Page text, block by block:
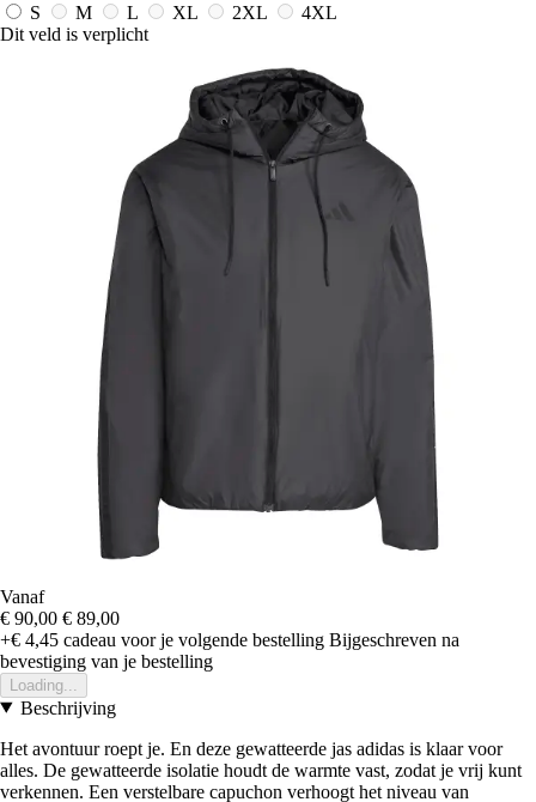
S
M L XL 2XL
4XL
Dit veld is verplicht
Vanaf
€ 90,00 € 89,00
+€ 4,45 cadeau voor je volgende bestelling Bijgeschreven na
bevestiging van je bestelling
Loading...
Beschrijving
Het avontuur roept je. En deze gewatteerde jas adidas is klaar voor
alles. De gewatteerde isolatie houdt de warmte vast, zodat je vrij kunt
verkennen. Een verstelbare capuchon verhoogt het niveau van